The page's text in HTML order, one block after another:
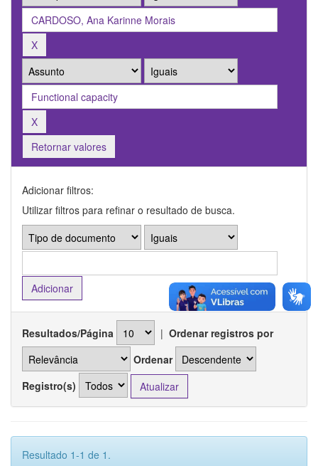
Retornar valores
Adicionar filtros:
Utilizar filtros para refinar o resultado de busca.
Resultados/Página | Ordenar registros por
Ordenar
Registro(s)
Resultado 1-1 de 1.